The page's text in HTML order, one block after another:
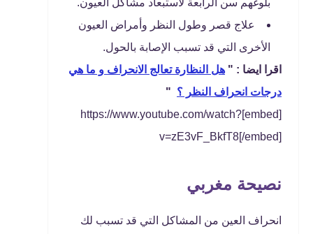
بلوغهم سن الرابعة لاستبعاد مشاكل العيون.
علاج قصر وطول النظر وأمراض العيون
الأخرى التي قد تسبب الإصابة بالحول.
اقرا ايضا : " هل النظارة تعالج الانحراف و ما هي
درجات انحراف النظر ؟ "
[embed]https://www.youtube.com/watch?
v=zE3vF_BkfT8[/embed]
نصيحة مغربي
انحراف العين من المشاكل التي قد تسبب لك